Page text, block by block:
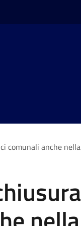
comunali anche